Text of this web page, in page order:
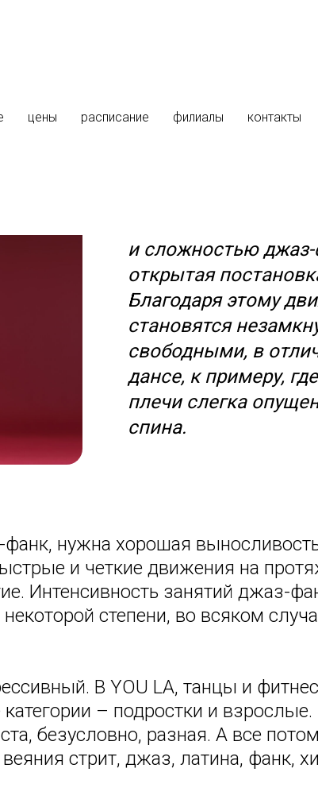
цены расписание филиалы контакты
Funk
и сложностью джаз-
открытая
Благодаря этому
становятся
свободными, в
дансе, к примеру,
плечи слегка
спина.
нужна хорошая
и четкие движения на
Интенсивность занятий джаз-
степени, во всяком
В YOU LA, танцы и
– подростки и
безусловно, разная. А все
стрит, джаз, латина, фанк,